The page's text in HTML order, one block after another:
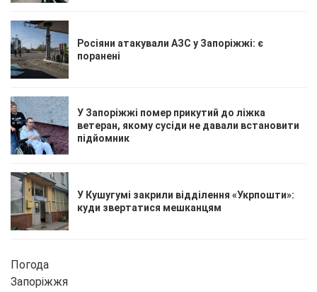
Росіяни атакували АЗС у Запоріжжі: є
поранені
У Запоріжжі помер прикутий до ліжка
ветеран, якому сусіди не давали встановити
підйомник
У Кушугумі закрили відділення «Укрпошти»:
куди звертатися мешканцям
Погода
Запоріжжя